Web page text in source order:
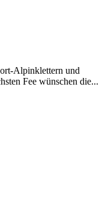
Alpinklettern und
Fee wünschen die...